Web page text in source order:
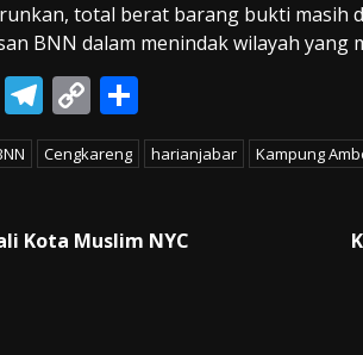
total berat barang bukti masih
BNN dalam menindak wilayah yang
T T
el
e
a
C
o
p
Li
h
ar
Cengkareng harianjabar Kampung
Kota Muslim NYC